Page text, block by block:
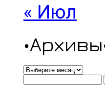
« Июл
•Архивы•